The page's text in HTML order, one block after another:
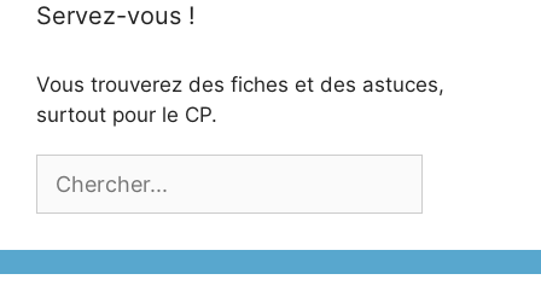
Servez-vous !
Vous trouverez des fiches et des astuces,
surtout pour le CP.